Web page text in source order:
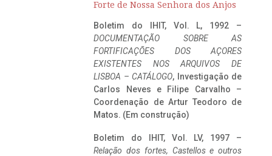
Forte de Nossa Senhora dos Anjos
Boletim do IHIT, Vol. L, 1992 –
DOCUMENTAÇÃO SOBRE AS
FORTIFICAÇÕES DOS AÇORES
EXISTENTES NOS ARQUIVOS DE
LISBOA – CATÁLOGO, Investigação de
Carlos Neves e Filipe Carvalho –
Coordenação de Artur Teodoro de
Matos. (Em construção)
Boletim do IHIT, Vol. LV, 1997 –
Relação dos fortes, Castellos e outros